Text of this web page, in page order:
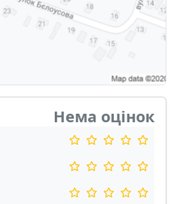
Нема оцінок